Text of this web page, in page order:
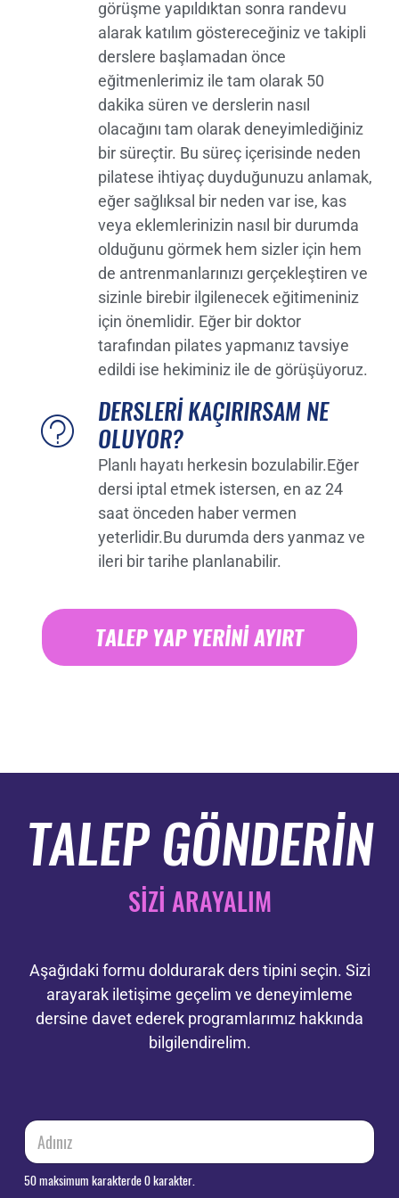
sstudio #birpil
ates #pilates #
pilateslovers #
pilatesileguclu
kadinlar #daya
nıklılık #pilate
sreformer #pil
ateslife #pilat
esbody #esnek
lik #denge #ku
vvet #workout
#kadınlarınkuv
veti #enerji #p
ozitiflik #sağlı
klıyaşam #spor
#gym #arkada
şlık #motivasy
on #instaspor
#instahealth #
kadınlargücü
0
#gym
#instapilates
#instapilatesb
ody
#fonksiyonelan
trenman
43 2
varmıyorsunuz.
🙋🏻‍♀️Gökçe -
Tabii bir de
durum var. O
Reformer
istiyoruz,
çünkü daha
olduğunu
biliyoruz. Onu
birebir ve
gerekiyor. Özel
hem kendinize,
hem
arkadaşınıza
hem de
hocanıza karşı
Bu da sizi daha
gelmeye ve
devam etmeye
açıkcası…
#pilatesstudio
#birpilates
#pilatesmat
#esneklik
#denge
#kuvvet
#fonksiyonelan
trenman
90 1
vvet #workout
#gym #instapil
ates #instapila
tesbody
#prenatalpilat
es #hamile
#hamilepilates
i
124 4
görüşme yapıldıktan sonra randevu
alarak katılım göstereceğiniz ve takipli
derslere başlamadan önce
eğitmenlerimiz ile tam olarak 50
dakika süren ve derslerin nasıl
olacağını tam olarak deneyimlediğiniz
bir süreçtir. Bu süreç içerisinde neden
pilatese ihtiyaç duyduğunuzu anlamak,
eğer sağlıksal bir neden var ise, kas
veya eklemlerinizin nasıl bir durumda
olduğunu görmek hem sizler için hem
de antrenmanlarınızı gerçekleştiren ve
sizinle birebir ilgilenecek eğitimeniniz
için önemlidir. Eğer bir doktor
tarafından pilates yapmanız tavsiye
edildi ise hekiminiz ile de görüşüyoruz.
DERSLERI KAÇIRIRSAM NE
OLUYOR?
Planlı hayatı herkesin bozulabilir.Eğer
dersi iptal etmek istersen, en az 24
saat önceden haber vermen
yeterlidir.Bu durumda ders yanmaz ve
ileri bir tarihe planlanabilir.
TALEP YAP YERİNİ AYIRT
TALEP GÖNDERİN
SİZİ ARAYALIM
Aşağıdaki formu doldurarak ders tipini seçin. Sizi
arayarak iletişime geçelim ve deneyimleme
dersine davet ederek programlarımız hakkında
bilgilendirelim.
n
c
e
l
A
ı
n
50 maksimum karakterde 0 karakter.